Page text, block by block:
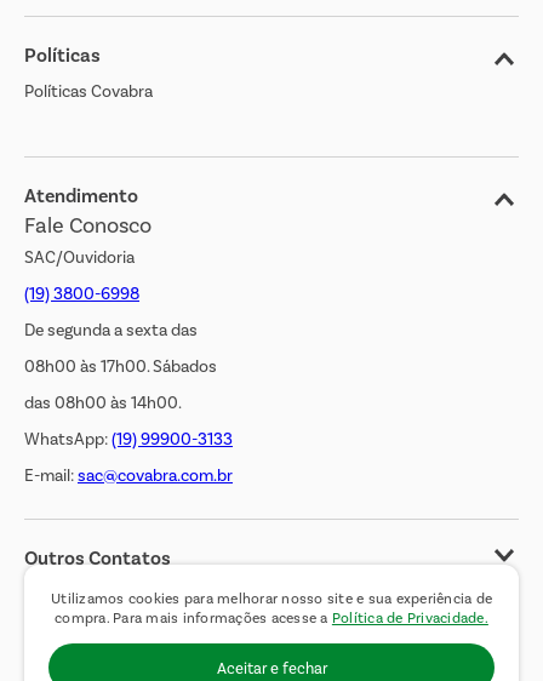
Utilizamos cookies para melhorar nosso site e sua experiência de
compra. Para mais informações acesse a Política de Privacidade.
Aceitar e fechar
Sobre o Covabra
Nossas Lojas
Cliente Bem Estar
Jornal de Ofertas
Transparência Salarial
Políticas
Políticas Covabra
Atendimento
Fale Conosco
SAC/Ouvidoria
(19) 3800-6998
De segunda a sexta das
08h00 às 17h00. Sábados
das 08h00 às 14h00.
WhatsApp:(19) 99900-3133
E-mail:sac@covabra.com.br
Outros Contatos
Negócios Imobiliários